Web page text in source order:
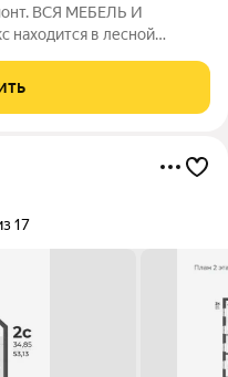
ВСЯ МЕБЕЛЬ И
в лесной
17